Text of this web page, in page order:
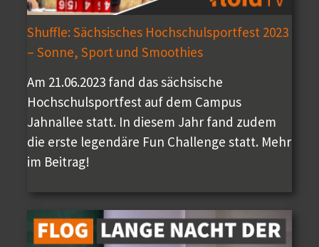
Shuffle: Sächsisches Hochschulsportfest 2023
– Sonne, Sport und Smoothies
Am 21.06.2023 fand das sächsische
Hochschulsportfest auf dem Campus
Jahnallee statt. In diesem Jahr fand zudem
die erste legendäre Fun Challenge statt. Mehr
im Beitrag!